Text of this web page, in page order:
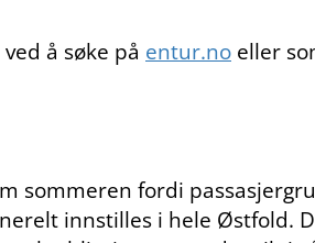
å søke på entur.no eller
sommeren fordi
innstilles i hele Østfold.